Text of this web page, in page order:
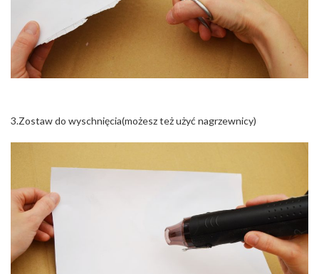
3.Zostaw do wyschnięcia(możesz też użyć nagrzewnicy)